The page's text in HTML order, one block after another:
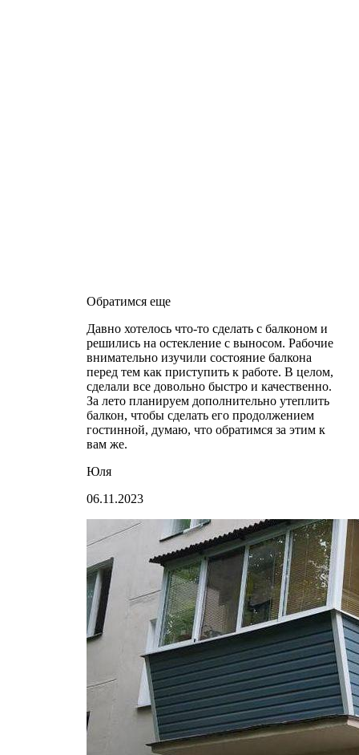
Обратимся еще
Давно хотелось что-то сделать с балконом и
решились на остекление с выносом. Рабочие
внимательно изучили состояние балкона
перед тем как приступить к работе. В целом,
сделали все довольно быстро и качественно.
За лето планируем дополнительно утеплить
балкон, чтобы сделать его продолжением
гостинной, думаю, что обратимся за этим к
вам же.
Юля
06.11.2023